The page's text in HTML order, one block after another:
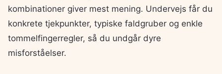
kombinationer giver mest mening. Undervejs får du
konkrete tjekpunkter, typiske faldgruber og enkle
tommelfingerregler, så du undgår dyre
misforståelser.